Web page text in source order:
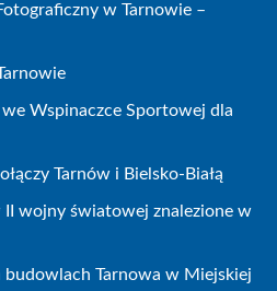
w Tarnowie –
Wspinaczce Sportowej dla
Tarnów i Bielsko-Białą
II wojny światowej znalezione w
budowlach Tarnowa w Miejskiej